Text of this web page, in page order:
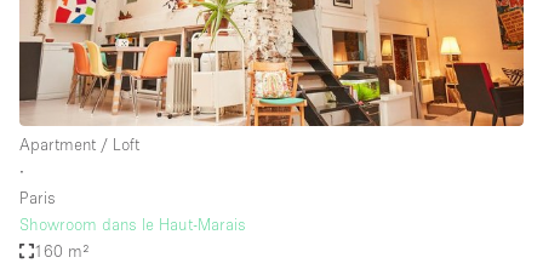
Apartment / Loft
∙
Paris
Showroom dans le Haut-Marais
160 m²